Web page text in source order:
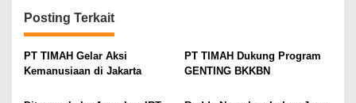
g
a
s
Posting Terkait
PT TIMAH Gelar Aksi
Kemanusiaan di Jakarta
PT TIMAH Dukung Program
GENTING BKKBN